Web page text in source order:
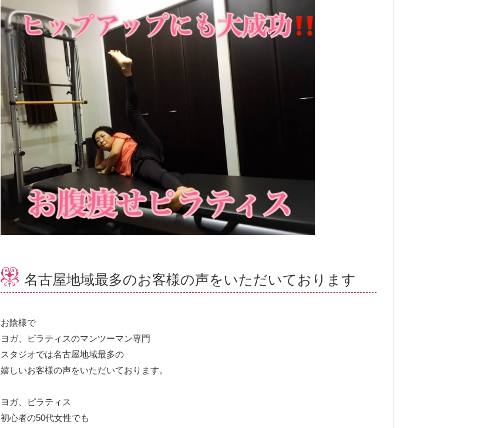
名古屋地域最多のお客様の声をいただいております
お陰様で
ヨガ、ピラティスのマンツーマン専門
スタジオでは名古屋地域最多の
嬉しいお客様の声をいただいております。
ヨガ、ピラティス
初心者の50代女性でも